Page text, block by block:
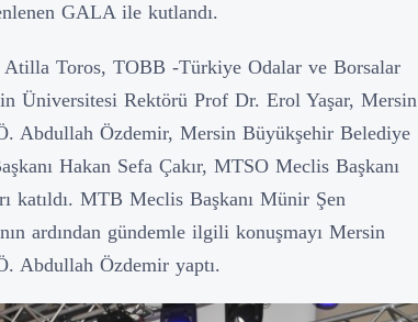
GALA ile kutlandı.
Toros, TOBB -Türkiye Odalar ve Borsalar
Üniversitesi Rektörü Prof Dr. Erol Yaşar, Mersin
Abdullah Özdemir, Mersin Büyükşehir Belediye
Hakan Sefa Çakır, MTSO Meclis Başkanı
katıldı. MTB Meclis Başkanı Münir Şen
ardından gündemle ilgili konuşmayı Mersin
Abdullah Özdemir yaptı.